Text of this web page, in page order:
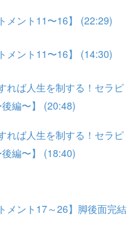
メント11〜16】 (22:29)
メント11〜16】 (14:30)
れば人生を制する！セラピ
編〜】 (20:48)
れば人生を制する！セラピ
編〜】 (18:40)
メント17～26】脚後面完結